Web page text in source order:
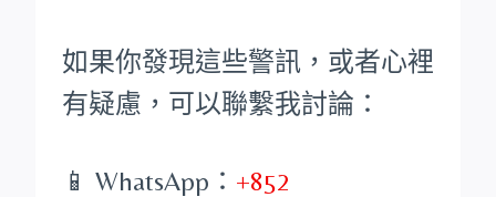
如果你發現這些警訊，或者心裡
有疑慮，可以聯繫我討論：
📱 WhatsApp： +852